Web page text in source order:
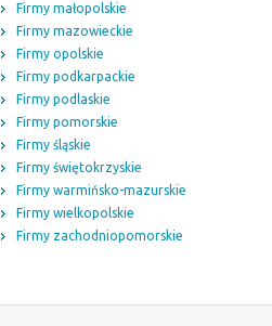
Firmy małopolskie
Firmy mazowieckie
Firmy opolskie
Firmy podkarpackie
Firmy podlaskie
Firmy pomorskie
Firmy śląskie
Firmy świętokrzyskie
Firmy warmińsko-mazurskie
Firmy wielkopolskie
Firmy zachodniopomorskie